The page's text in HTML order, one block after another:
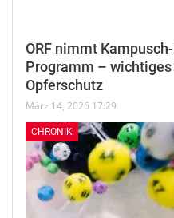
ORF nimmt
Programm –
Opferschutz
März 14, 2026 17:29
CHRONIK